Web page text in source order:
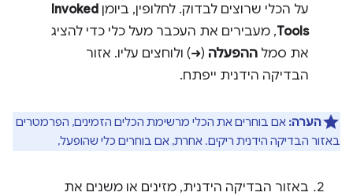
על הכלי שרוצים לבדוק. לחלופין, ביומן Invoked
Tools, מעבירים את העכבר מעל כלי כדי להציג
את סמל ההפעלה (➜) ולוחצים עליו. אזור
הבדיקה הידנית ייפתח.
הערה: אם בוחרים את הכלי מרשימת הכלים הזמינים, הפרמטרים
באזור הבדיקה הידנית ריקים. אחרת, אם בוחרים כלי שהופעל,
באזור הבדיקה הידנית, מזינים או משנים את